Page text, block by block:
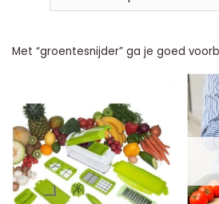
Met “groentesnijder” ga je goed